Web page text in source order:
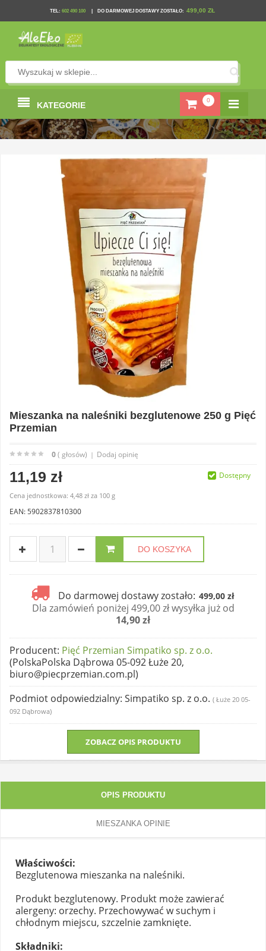
TEL: 602 490 100 DO DARMOWEJ DOSTAWY ZOSTAŁO: 499,00 ZŁ
0
KATEGORIE
Mieszanka na naleśniki bezglutenowe 250 g Pięć
Przemian
0( głosów) | Dodaj opinię
11,19 zł
Cena jednostkowa: 4,48 zł za 100 g
EAN: 5902837810300
DO KOSZYKA
Do darmowej dostawy zostało: 499,00 zł
Dla zamówień poniżej 499,00 zł wysyłka już od
14,90 zł
Dostępny
Producent: Pięć Przemian Simpatiko sp. z o.o.
(PolskaPolska Dąbrowa 05-092 Łuże 20,
biuro@piecprzemian.com.pl)
Podmiot odpowiedzialny: Simpatiko sp. z o.o. ( Łuże 20 05-
092 Dąbrowa)
ZOBACZ OPIS PRODUKTU
OPIS PRODUKTU
MIESZANKA OPINIE
Właściwości:
Bezglutenowa mieszanka na naleśniki.
Produkt bezglutenowy. Produkt może zawierać
alergeny: orzechy. Przechowywać w suchym i
chłodnym miejscu, szczelnie zamknięte.
Składniki: